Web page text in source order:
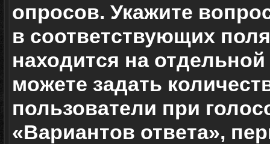
опросов. Укажите
в соответствующих
находится на
можете задать
пользователи при
«Вариантов ответа»,